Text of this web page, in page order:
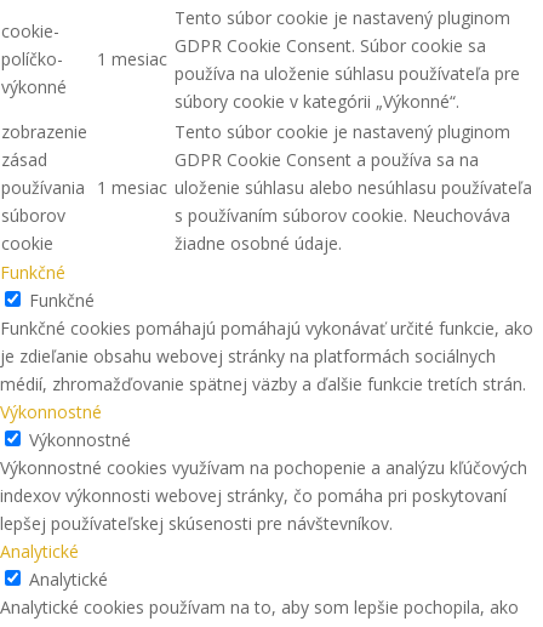
cookie-
políčko-
výkonné
1 mesiac
Tento súbor cookie je nastavený pluginom
GDPR Cookie Consent. Súbor cookie sa
používa na uloženie súhlasu používateľa pre
súbory cookie v kategórii „Výkonné“.
zobrazenie
zásad
používania
súborov
cookie
1 mesiac
Tento súbor cookie je nastavený pluginom
GDPR Cookie Consent a používa sa na
uloženie súhlasu alebo nesúhlasu používateľa
s používaním súborov cookie. Neuchováva
žiadne osobné údaje.
Funkčné
Funkčné
Funkčné cookies pomáhajú pomáhajú vykonávať určité funkcie, ako
je zdieľanie obsahu webovej stránky na platformách sociálnych
médií, zhromažďovanie spätnej väzby a ďalšie funkcie tretích strán.
Výkonnostné
Výkonnostné
Výkonnostné cookies využívam na pochopenie a analýzu kľúčových
indexov výkonnosti webovej stránky, čo pomáha pri poskytovaní
lepšej používateľskej skúsenosti pre návštevníkov.
Analytické
Analytické
Analytické cookies používam na to, aby som lepšie pochopila, ako